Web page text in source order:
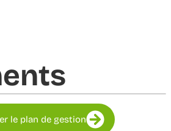
le plan de gestion